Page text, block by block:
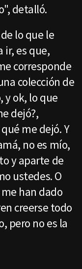
detalló.
lo que le
ir, es que,
corresponde
colección de
y ok, lo que
dejó?,
me dejó. Y
no es mío,
y aparte de
ustedes. O
han dado
creerse todo
pero no es la